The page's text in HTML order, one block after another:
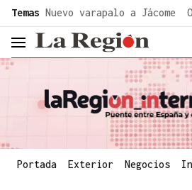
Temas Nuevo varapalo a Jácome
header.menu.open
Portada Exterior Negocios